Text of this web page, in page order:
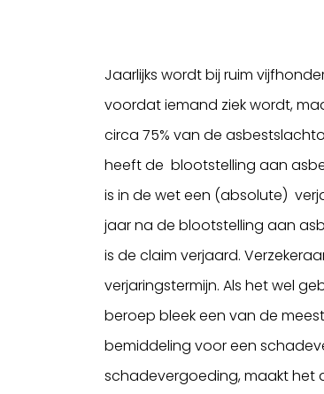
Jaarlijks wordt bij ruim
voordat iemand ziek wordt,
circa 75% van de
heeft de blootstelling aan
is in de wet een (absolute)
jaar na de blootstelling aan
is de claim verjaard.
verjaringstermijn. Als het wel
beroep bleek een van de
bemiddeling voor een
schadevergoeding, maakt het